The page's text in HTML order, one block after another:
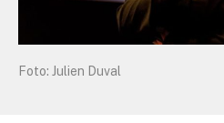
Foto: Julien Duval